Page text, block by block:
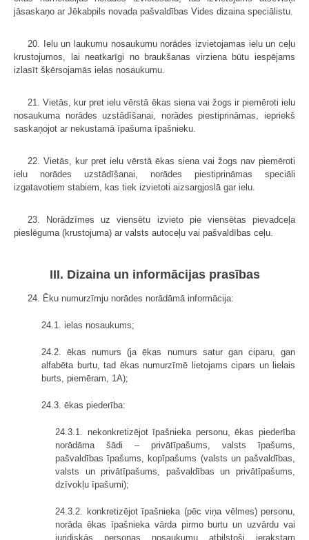
jāsaskaņo ar Jēkabpils novada pašvaldības Vides dizaina speciālistu.
20. Ielu un laukumu nosaukumu norādes izvietojamas ielu un ceļu
krustojumos, lai neatkarīgi no braukšanas virziena būtu iespējams
izlasīt šķērsojamās ielas nosaukumu.
21. Vietās, kur pret ielu vērstā ēkas siena vai žogs ir piemēroti ielu
nosaukuma norādes uzstādīšanai, norādes piestiprināmas, iepriekš
saskaņojot ar nekustamā īpašuma īpašnieku.
22. Vietās, kur pret ielu vērstā ēkas siena vai žogs nav piemēroti
ielu norādes uzstādīšanai, norādes piestiprināmas speciāli
izgatavotiem stabiem, kas tiek izvietoti aizsargjoslā gar ielu.
23. Norādzīmes uz viensētu izvieto pie viensētas pievadceļa
pieslēguma (krustojuma) ar valsts autoceļu vai pašvaldības ceļu.
III. Dizaina un informācijas prasības
24. Ēku numurzīmju norādes norādāmā informācija:
24.1. ielas nosaukums;
24.2. ēkas numurs (ja ēkas numurs satur gan ciparu, gan
alfabēta burtu, tad ēkas numurzīmē lietojams cipars un lielais
burts, piemēram, 1A);
24.3. ēkas piederība:
24.3.1. nekonkretizējot īpašnieka personu, ēkas piederība
norādāma šādi – privātīpašums, valsts īpašums,
pašvaldības īpašums, kopīpašums (valsts un pašvaldības,
valsts un privātīpašums, pašvaldības un privātīpašums,
dzīvokļu īpašumi);
24.3.2. konkretizējot īpašnieka (pēc viņa vēlmes) personu,
norāda ēkas īpašnieka vārda pirmo burtu un uzvārdu vai
juridiskās personas nosaukumu atbilstoši ierakstam